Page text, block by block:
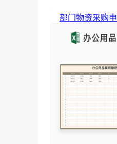
部门物资采购